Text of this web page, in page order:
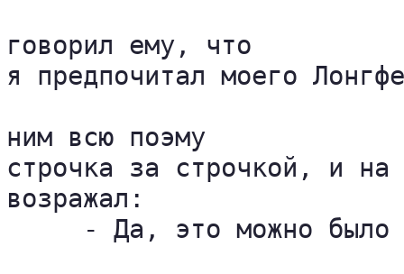
говорил ему, что
я предпочитал моего
ним всю поэму
строчка за строчкой, и на
возражал:
- Да, это можно